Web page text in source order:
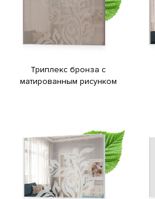
Триплекс бронза с
матированным рисунком